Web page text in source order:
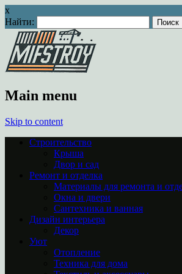
x
Найти:
Main menu
Skip to content
Строительство
Крыша
Двор и сад
Ремонт и отделка
Материалы для ремонта и
Окна и двери
Сантехника и ванная
Дизайн интерьера
Декор
Уют
Отопление
Техника для дома